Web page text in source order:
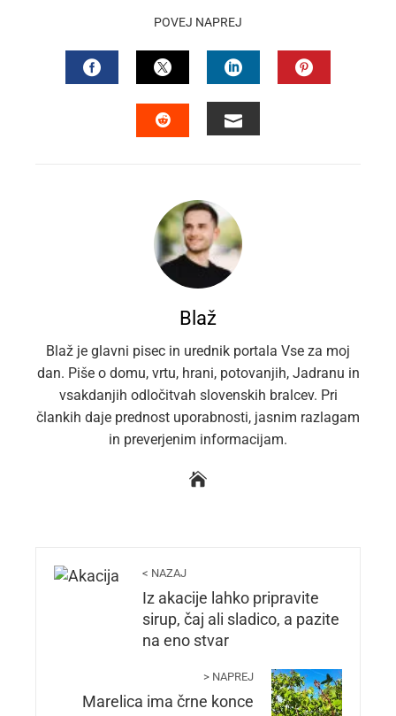
POVEJ NAPREJ
FACEBOOKTWITTERLINKEDIN
Blaž
Blaž je glavni pisec in urednik portala Vse za moj
dan. Piše o domu, vrtu, hrani, potovanjih, Jadranu in
vsakdanjih odločitvah slovenskih bralcev. Pri
člankih daje prednost uporabnosti, jasnim razlagam
in preverjenim informacijam.
< NAZAJ
Iz akacije lahko pripravite
sirup, čaj ali sladico, a pazite
na eno stvar
> NAPREJ
Marelica ima črne konce